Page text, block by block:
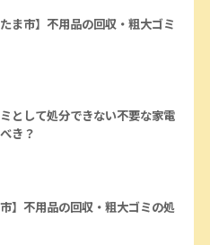
たま市】不用品の回収・粗大ゴミ
として処分できない不要な家電
き？
市】不用品の回収・粗大ゴミの処